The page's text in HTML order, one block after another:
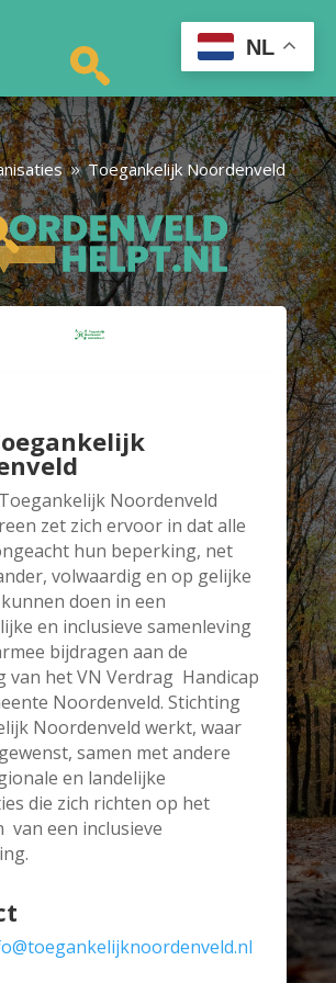
9 Toegankelijk Noordenveld
Noordenveld
zet zich ervoor in dat alle
hun beperking, net
volwaardig en op gelijke
doen in een
en inclusieve samenleving
bijdragen aan de
van het VN Verdrag Handicap
Noordenveld. Stichting
Noordenveld werkt, waar
samen met andere
en landelijke
die zich richten op het
van een inclusieve
NL